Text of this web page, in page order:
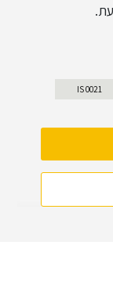
IS 0021